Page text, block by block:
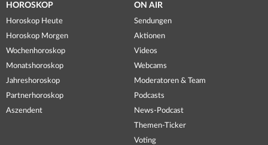
HOROSKOP
Horoskop Heute
Horoskop Morgen
Wochenhoroskop
Monatshoroskop
Jahreshoroskop
Partnerhoroskop
Aszendent
ON AIR
Sendungen
Aktionen
Videos
Webcams
Moderatoren & Team
Podcasts
News-Podcast
Themen-Ticker
Voting